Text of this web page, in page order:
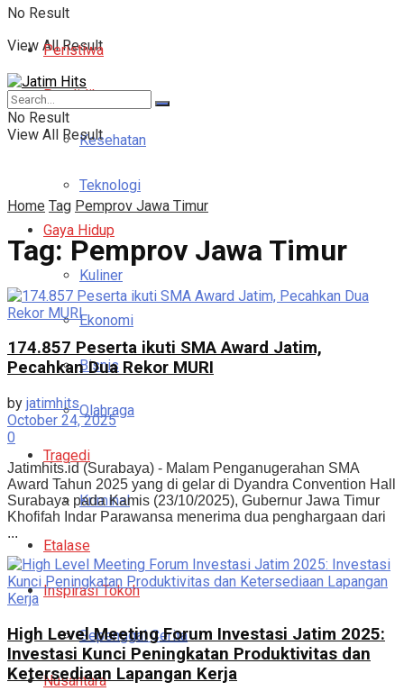
No Result
View All Result
Peristiwa
Pendidikan
Kesehatan
Teknologi
Gaya Hidup
Kuliner
Ekonomi
Bisnis
Olahraga
Tragedi
Kriminal
Etalase
Inspirasi Tokoh
Sepenggal Cerita
Nusantara
No Result
View All Result
Home Tag Pemprov Jawa Timur
Tag: Pemprov Jawa Timur
174.857 Peserta ikuti SMA Award Jatim,
Pecahkan Dua Rekor MURI
by jatimhits
October 24, 2025
0
Jatimhits.id (Surabaya) - Malam Penganugerahan SMA
Award Tahun 2025 yang di gelar di Dyandra Convention Hall
Surabaya pada Kamis (23/10/2025), Gubernur Jawa Timur
Khofifah Indar Parawansa menerima dua penghargaan dari
...
High Level Meeting Forum Investasi Jatim 2025:
Investasi Kunci Peningkatan Produktivitas dan
Ketersediaan Lapangan Kerja